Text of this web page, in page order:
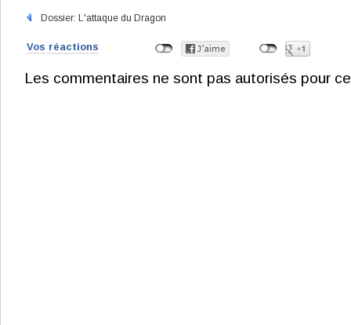
Dossier: L'attaque du Dragon
Vos réactions
Les commentaires ne sont pas autorisés pour